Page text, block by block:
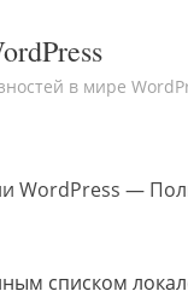
в мире
WordPress —
списком